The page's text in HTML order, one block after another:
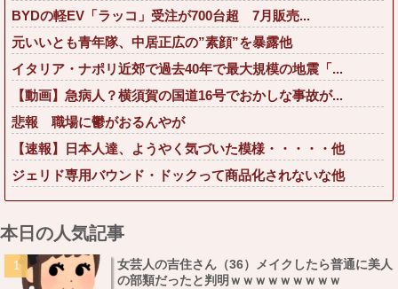
BYDの軽EV「ラッコ」受注が700台超 7月販売...
元いいとも青年隊、中居正広の”素顔”を暴露他
イタリア・ナポリ近郊で過去40年で最大規模の地震「...
【動画】急病人？横須賀の国道16号でおかしな事故が...
悲報 職場に鬱がおるんやが
【速報】日本人達、ようやく気づいた模様・・・・・他
ジェリド専用バウンド・ドックって商品化されないな他
本日の人気記事
女芸人の吉住さん（36）メイクしたら普通に美人
の部類だったと判明ｗｗｗｗｗｗｗｗｗ